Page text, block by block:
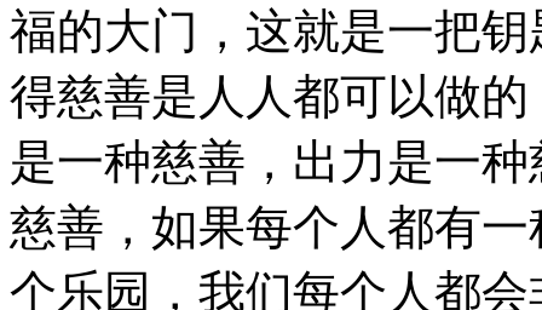
福的大门，这就是一把
得慈善是人人都可以做
是一种慈善，出力是一
慈善，如果每个人都有
个乐园，我们每个人都